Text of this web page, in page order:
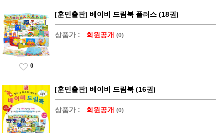
[훈민출판] 베이비 드림북 플러스 (18권)
상품가 : 회원공개 (0)
0
[훈민출판] 베이비 드림북 (16권)
상품가 : 회원공개 (0)